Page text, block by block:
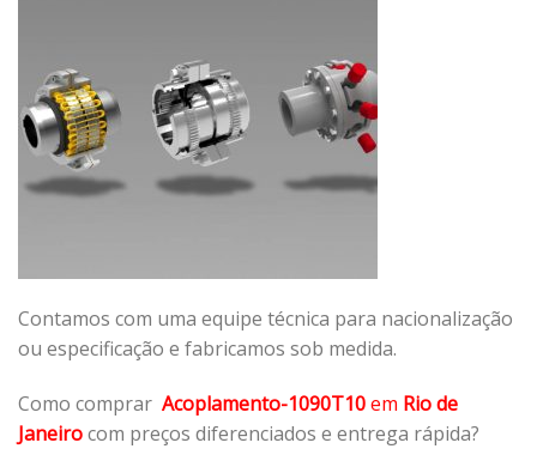
Contamos com uma equipe técnica para nacionalização
ou especificação e fabricamos sob medida.
Como comprar Acoplamento-1090T10em Rio de
Janeirocom preços diferenciados e entrega rápida?